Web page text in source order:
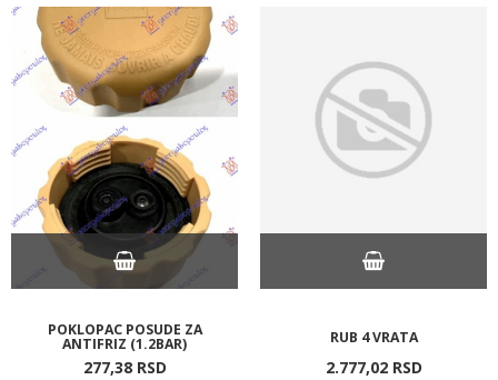
POKLOPAC POSUDE ZA
ANTIFRIZ (1.2BAR)
277,38 RSD
RUB 4 VRATA
2.777,02 RSD